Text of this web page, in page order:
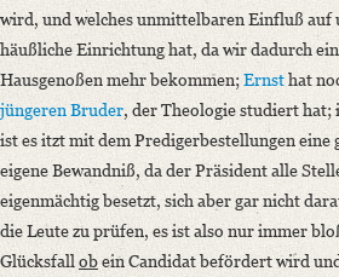
wird, und welches unmittelbaren Einfluß auf
häußliche Einrichtung hat, da wir dadurch
Hausgenoßen mehr bekommen; Ernsthat
jüngeren Bruder, der Theologie studiert hat;
ist es itzt mit dem Predigerbestellungen eine
eigene Bewandniß, da der Präsident alle
eigenmächtig besetzt, sich aber gar nicht
die Leute zu prüfen, es ist also nur immer
Glücksfall obein Candidat befördert wird